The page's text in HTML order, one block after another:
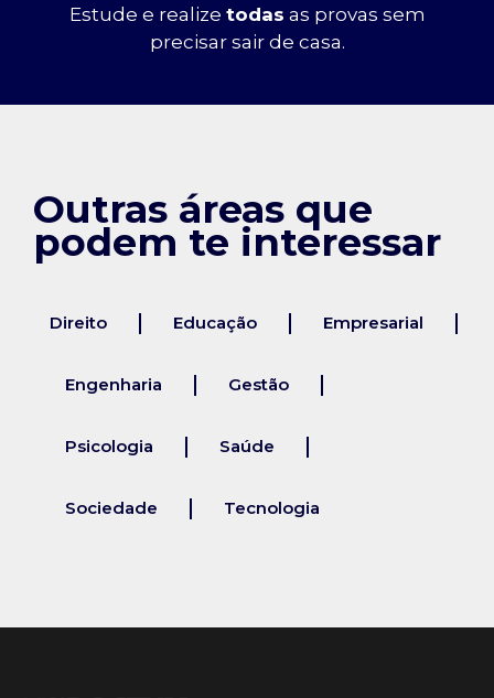
Estude e realize todas as provas sem
precisar sair de casa.
Outras áreas que
podem te interessar
Direito Educação Empresarial
Engenharia Gestão
Psicologia Saúde
Sociedade Tecnologia